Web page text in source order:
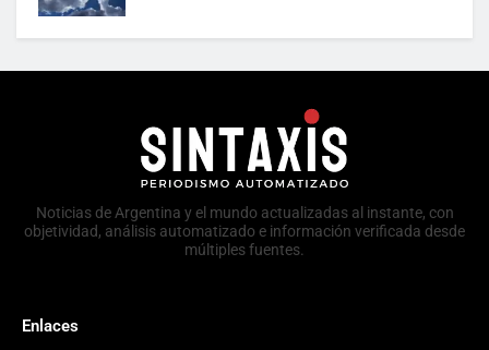
Noticias de Argentina y el mundo actualizadas al instante, con
objetividad, análisis automatizado e información verificada desde
múltiples fuentes.
Enlaces